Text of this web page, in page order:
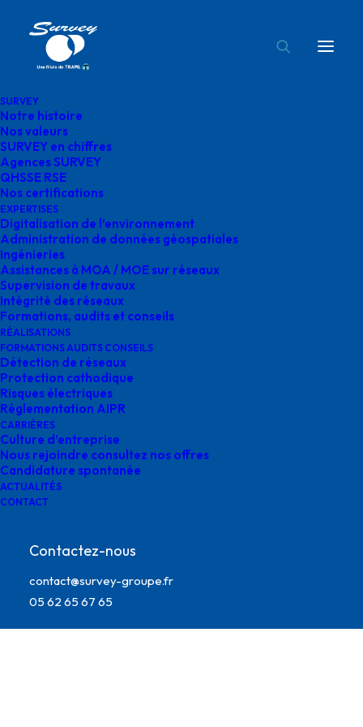
SURVEY
Notre histoire
Nos valeurs
SURVEY en chiffres
Agences SURVEY
QHSSE RSE
Nos certifications
EXPERTISES
Digitalisation de l’environnement
Administration de données géospatiales
Ingénieries
Assistances à MOA / MOE sur réseaux
Supervision de travaux
Intégrité des réseaux
Formations, audits et conseils
RÉALISATIONS
FORMATIONS AUDITS CONSEILS
Détection de réseaux
Protection cathodique
Risques électriques
Réglementation AIPR
CARRIÈRES
Culture d’entreprise
Nous rejoindre consultez nos offres
Candidature spontanée
ACTUALITÉS
CONTACT
Contactez-nous
contact@survey-groupe.fr
05 62 65 67 65
Accueil Agences SURVEY
survey-agences-en-
France
survey-agences-en-France